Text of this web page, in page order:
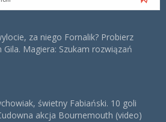
za niego Fornalik? Probierz
Magiera: Szukam rozwiązań
świetny Fabiański. 10 goli
akcja Bournemouth (video)